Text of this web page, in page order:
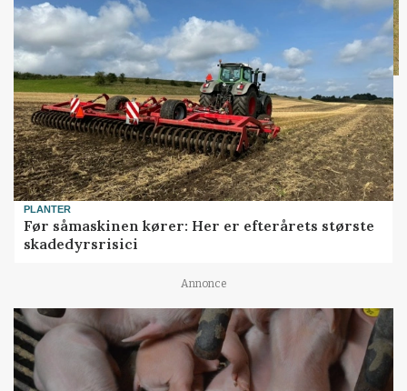
PLANTER
Før såmaskinen kører: Her er efterårets største
skadedyrsrisici
Annonce